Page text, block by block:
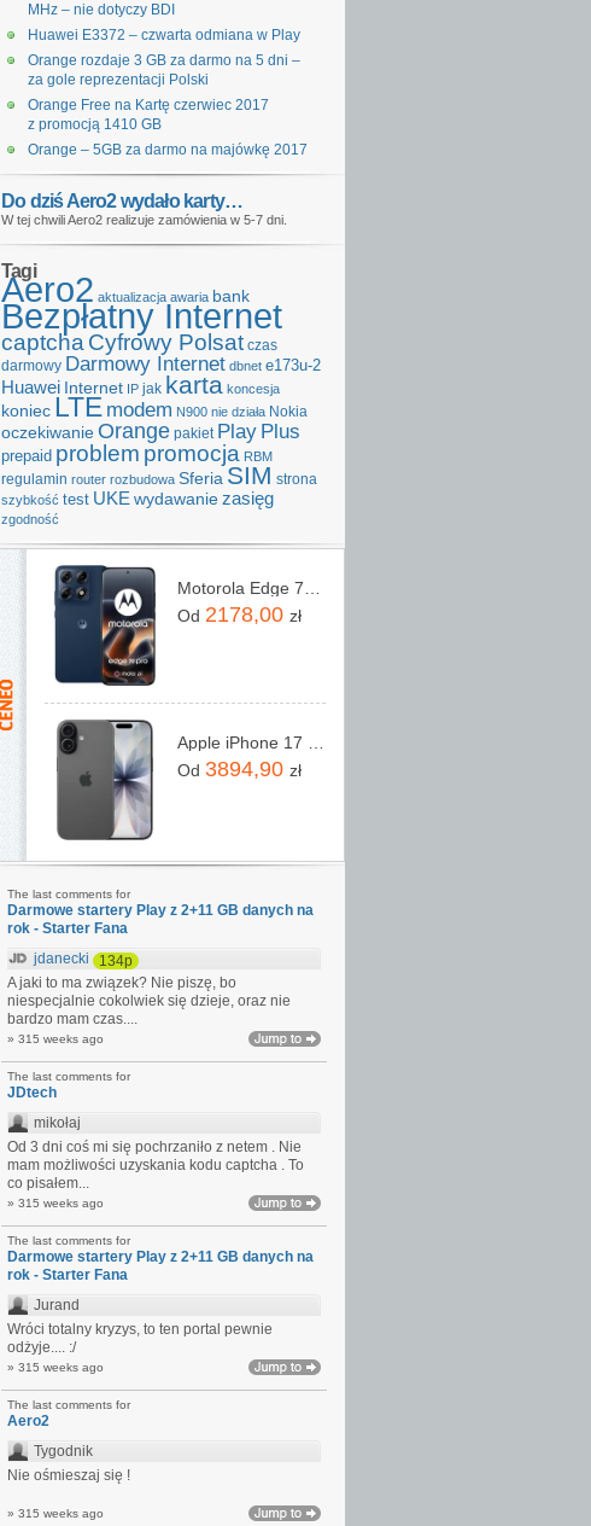
MHz – nie dotyczy BDI
Huawei E3372 – czwarta odmiana w Play
Orange rozdaje 3 GB za darmo na 5 dni –
za gole reprezentacji Polski
Orange Free na Kartę czerwiec 2017
z promocją 1410 GB
Orange – 5GB za darmo na majówkę 2017
Do dziś Aero2 wydało karty…
W tej chwili Aero2 realizuje zamówienia w 5-7 dni.
Tagi
Aero2 aktualizacja awaria bank
Bezpłatny Internet
captcha Cyfrowy Polsat czas
darmowy Darmowy Internet dbnet e173u-2
Huawei Internet IP jak karta koncesja
koniec LTE modem N900 nie działa Nokia
oczekiwanie Orange pakiet Play Plus
prepaid problem promocja RBM
regulamin router rozbudowa Sferia SIM strona
szybkość test UKE wydawaniezasięg
zgodność
Od 2178,00 zł
Od 3894,90 zł
The last comments for
Darmowe startery Play z 2+11 GB danych na
rok - Starter Fana
jdanecki
134p
A jaki to ma związek? Nie piszę, bo
niespecjalnie cokolwiek się dzieje, oraz nie
bardzo mam czas....
» 315 weeks ago
The last comments for
JDtech
mikołaj
Od 3 dni coś mi się pochrzaniło z netem . Nie
mam możliwości uzyskania kodu captcha . To
co pisałem...
» 315 weeks ago
The last comments for
Darmowe startery Play z 2+11 GB danych na
rok - Starter Fana
Jurand
Wróci totalny kryzys, to ten portal pewnie
odżyje.... :/
» 315 weeks ago
The last comments for
Aero2
Tygodnik
Nie ośmieszaj się !
» 315 weeks ago